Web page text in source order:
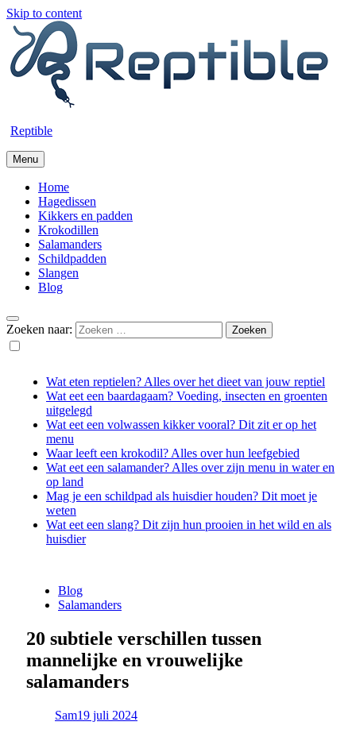
Skip to content
Reptible
Menu
Home
Hagedissen
Kikkers en padden
Krokodillen
Salamanders
Schildpadden
Slangen
Blog
Zoeken naar:
Wat eten reptielen? Alles over het dieet van jouw reptiel
Wat eet een baardagaam? Voeding, insecten en groenten
uitgelegd
Wat eet een volwassen kikker vooral? Dit zit er op het
menu
Waar leeft een krokodil? Alles over hun leefgebied
Wat eet een salamander? Alles over zijn menu in water en
op land
Mag je een schildpad als huisdier houden? Dit moet je
weten
Wat eet een slang? Dit zijn hun prooien in het wild en als
huisdier
Blog
Salamanders
20 subtiele verschillen tussen
mannelijke en vrouwelijke
salamanders
Sam19 juli 2024